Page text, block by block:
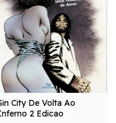
City De Volta Ao
2 Edicao